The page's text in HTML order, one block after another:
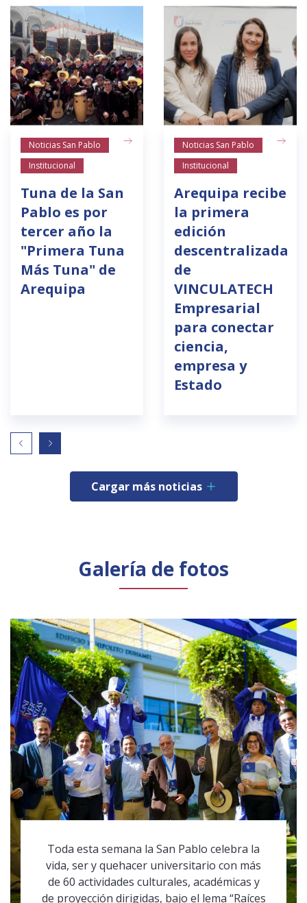
Noticias San Pablo
Institucional
Tuna de la San
Pablo es por
tercer año la
"Primera Tuna
Más Tuna" de
Arequipa
Noticias San Pablo
Institucional
Arequipa recibe
la primera
edición
descentralizada
de
VINCULATECH
Empresarial
para conectar
ciencia,
empresa y
Estado
Cargar más noticias
Galería de fotos
Toda esta semana la San Pablo celebra la
vida, ser y quehacer universitario con más
de 60 actividades culturales, académicas y
de proyección dirigidas, bajo el lema “Raíces